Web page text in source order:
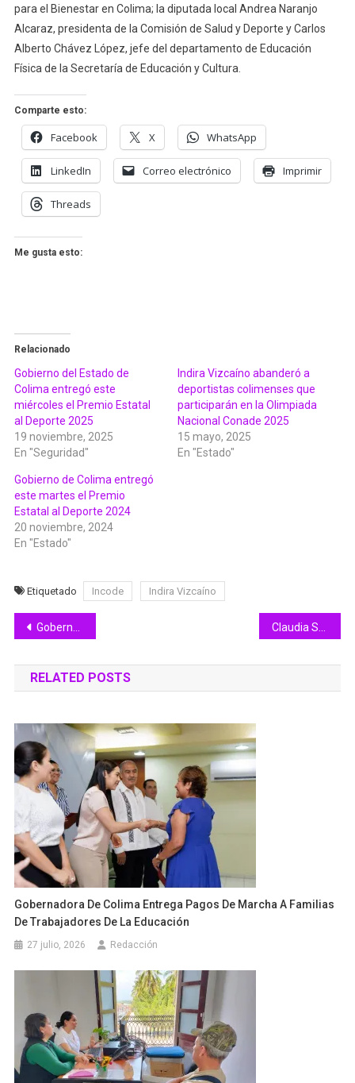
para el Bienestar en Colima; la diputada local Andrea Naranjo
Alcaraz, presidenta de la Comisión de Salud y Deporte y Carlos
Alberto Chávez López, jefe del departamento de Educación
Física de la Secretaría de Educación y Cultura.
Comparte esto:
Facebook X WhatsApp
LinkedIn Correo electrónico Imprimir
Threads
Me gusta esto:
Relacionado
Gobierno del Estado de
Colima entregó este
miércoles el Premio Estatal
al Deporte 2025
19 noviembre, 2025
En "Seguridad"
Indira Vizcaíno abanderó a
deportistas colimenses que
participarán en la Olimpiada
Nacional Conade 2025
15 mayo, 2025
En "Estado"
Gobierno de Colima entregó
este martes el Premio
Estatal al Deporte 2024
20 noviembre, 2024
En "Estado"
Etiquetado Incode Indira Vizcaíno
Navegación
de
entradas
Gobernadora entregó remodelación del Centro de Salud Colima; se invirtieron 7.7 mdp Claudia Sheinbaum encabezó una Asamblea informativa en Naucalpan
RELATED POSTS
Gobernadora De Colima Entrega Pagos De Marcha A Familias
De Trabajadores De La Educación
27 julio, 2026 Redacción